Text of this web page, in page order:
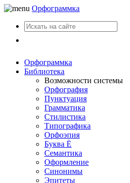
Орфограммка
Орфограммка
Библиотека
Возможности системы
Орфография
Пунктуация
Грамматика
Стилистика
Типографика
Орфоэпия
Буква Ё
Семантика
Оформление
Синонимы
Эпитеты